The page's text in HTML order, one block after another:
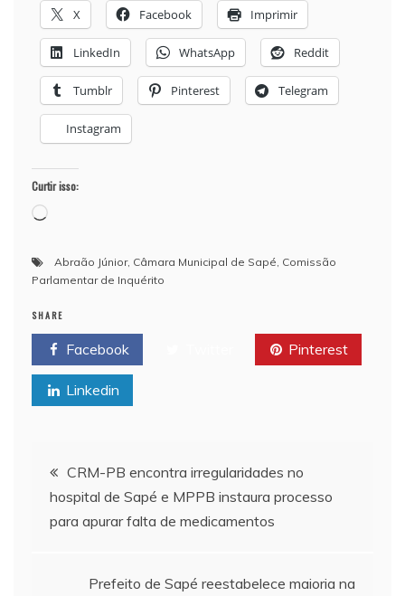
X Facebook Imprimir
LinkedIn WhatsApp Reddit
Tumblr Pinterest Telegram
Instagram
Curtir isso:
Carregando...
Abraão Júnior, Câmara Municipal de Sapé Comissão
Parlamentar de Inquérito
SHARE
Facebook Pinterest
Linkedin
Navegação de Post
CRM-PB encontra irregularidades no
hospital de Sapé e MPPB instaura processo
para apurar falta de medicamentos
Prefeito de Sapé reestabelece maioria na